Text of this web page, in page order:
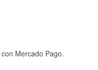
con Mercado Pago.